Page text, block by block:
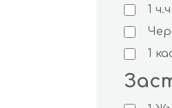
1 ч.ч
1